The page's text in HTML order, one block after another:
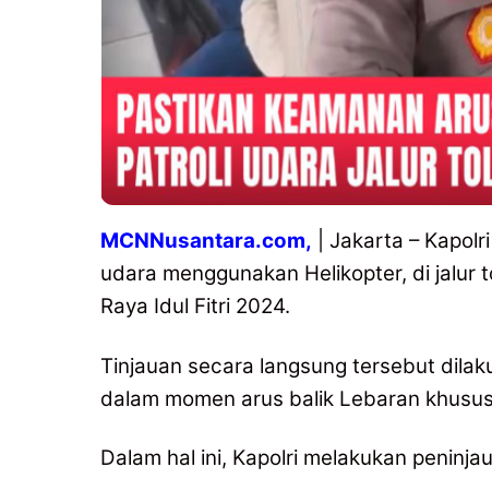
MCNNusantara.com, | Jakarta –
udara menggunakan Helikopter, di jalur
Raya Idul Fitri 2024.
Tinjauan secara langsung tersebut
dalam momen arus balik Lebaran
Dalam hal ini, Kapolri melakukan